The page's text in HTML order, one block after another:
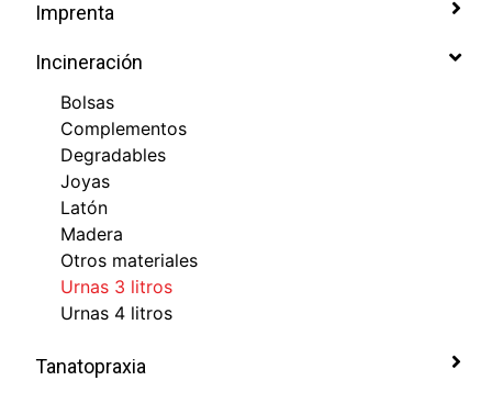
Imprenta
Incineración
Bolsas
Complementos
Degradables
Joyas
Latón
Madera
Otros materiales
Urnas 3 litros
Urnas 4 litros
Tanatopraxia